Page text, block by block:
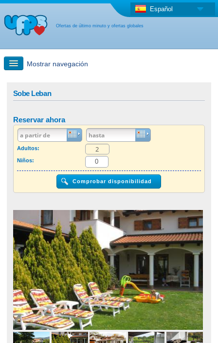
Ofertas de último minuto y ofertas globales
Español
Mostrar navegación
Oferta de última hora + Oferta global
otro país
Sobe Leban
Reservar ahora
Adultos:
Niños: